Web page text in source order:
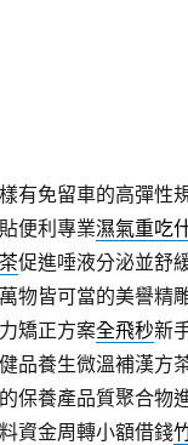
有免留車的高彈性
便利專業濕氣重吃
促進唾液分泌並舒
物皆可當的美譽精
矯正方案全飛秒新
品養生微溫補漢方
保養產品質聚合物
資金周轉小額借錢